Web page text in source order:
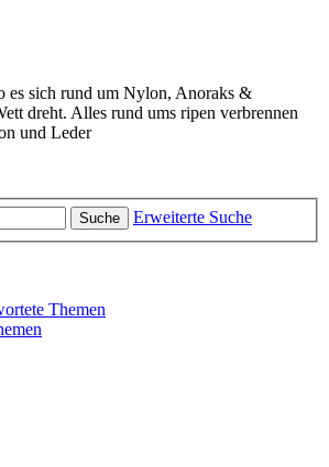
es sich rund um Nylon, Anoraks &
dreht. Alles rund ums ripen verbrennen
und Leder
Suche Erweiterte Suche
Themen